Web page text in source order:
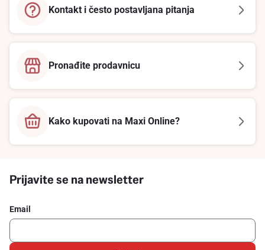
Kontakt i često postavljana pitanja
Pronađite prodavnicu
Kako kupovati na Maxi Online?
Prijavite se na newsletter
Email